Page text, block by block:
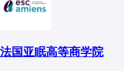
法国亚眠高等商学院